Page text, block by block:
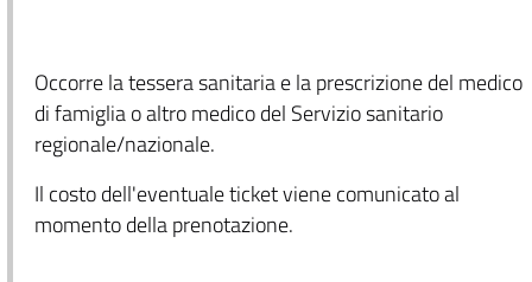
Occorre la tessera sanitaria e la prescrizione del medico
di famiglia o altro medico del Servizio sanitario
regionale/nazionale.
Il costo dell'eventuale ticket viene comunicato al
momento della prenotazione.